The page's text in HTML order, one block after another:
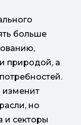
больше
природой, а
но
и секторы